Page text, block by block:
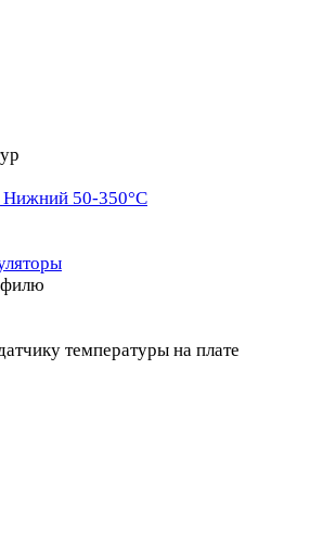
Нижний 50-350°С
температуры на плате